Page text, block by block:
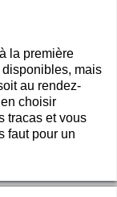
la première
mais
au rendez-
choisir
tracas et vous
faut pour un